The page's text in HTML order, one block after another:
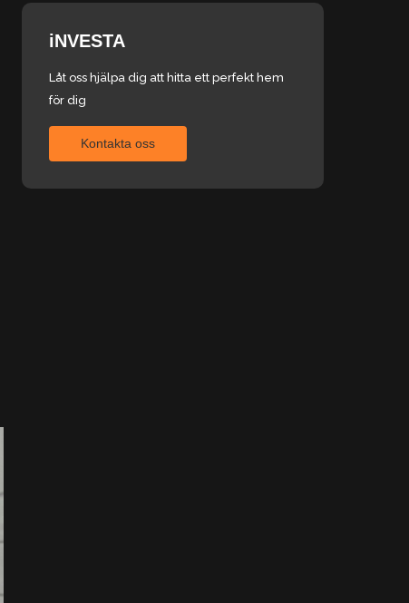
iNVESTA
Låt oss hjälpa dig att hitta ett perfekt hem
för dig
Kontakta oss